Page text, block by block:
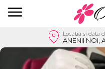
Locatia si data
ANENII NOI,